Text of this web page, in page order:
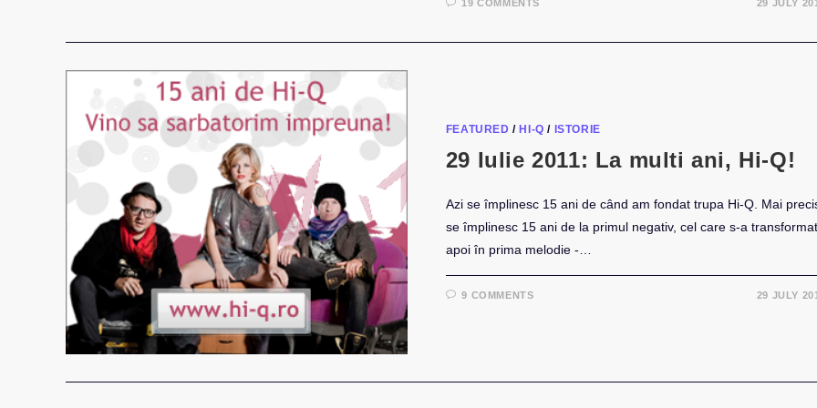
19 COMMENTS 29 JULY
FEATURED / HI-Q / ISTORIE
29 Iulie 2011: La multi ani, Hi-Q!
Azi se împlinesc 15 ani de când am fondat trupa Hi-Q. Mai
se împlinesc 15 ani de la primul negativ, cel care s-a transformat
apoi în prima melodie -…
9 COMMENTS 29 JULY